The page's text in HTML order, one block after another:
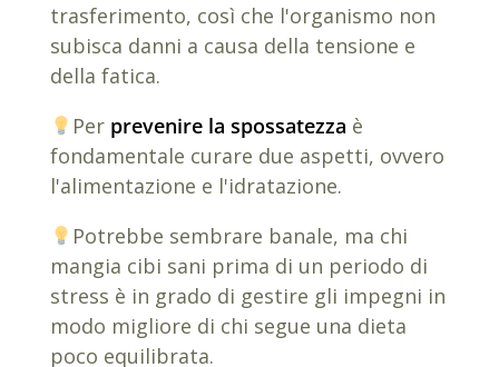
trasferimento, così che l'organismo non
subisca danni a causa della tensione e
della fatica.
Per prevenire la spossatezza è
fondamentale curare due aspetti, ovvero
l'alimentazione e l'idratazione.
Potrebbe sembrare banale, ma chi
mangia cibi sani prima di un periodo di
stress è in grado di gestire gli impegni in
modo migliore di chi segue una dieta
poco equilibrata.